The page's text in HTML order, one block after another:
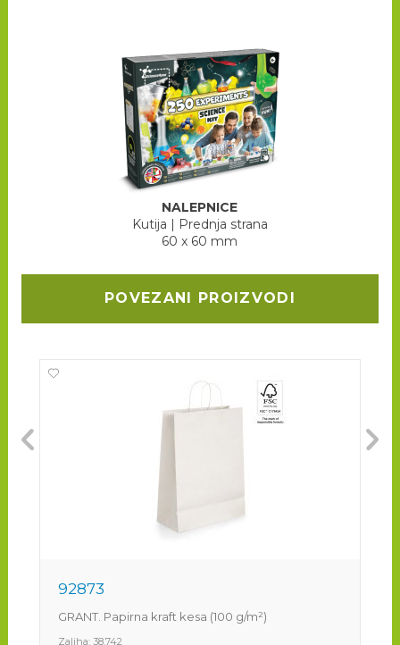
NALEPNICE
Kutija | Prednja strana
60 x 60 mm
POVEZANI PROIZVODI
92873
GRANT. Papirna kraft kesa (100 g/m²)
Zaliha: 38.742